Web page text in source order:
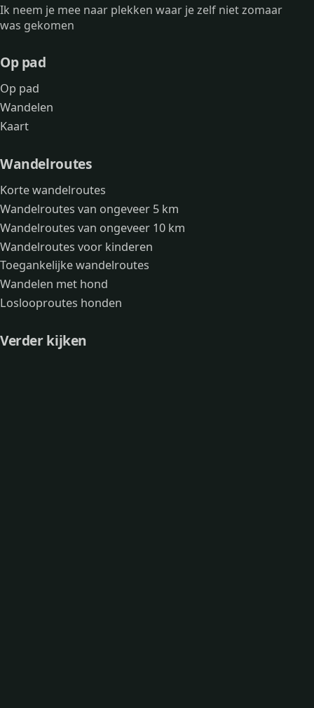
Ik neem je mee naar plekken waar je zelf niet zomaar
was gekomen
Op pad
Op pad
Wandelen
Kaart
Wandelroutes
Korte wandelroutes
Wandelroutes van ongeveer 5 km
Wandelroutes van ongeveer 10 km
Wandelroutes voor kinderen
Toegankelijke wandelroutes
Wandelen met hond
Loslooproutes honden
Verder kijken